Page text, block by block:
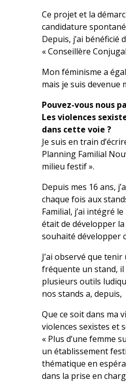
Ce projet et la
candidature
Depuis, j’ai bénéficié
« Conseillère
Mon féminisme a
mais je suis devenue
Pouvez-vous nous
Les violences
dans cette voie ?
Je suis en train
Planning Familial
milieu festif ».
Depuis mes 16 ans,
chaque fois aux
Familial, j’ai intégré
était de développer
souhaité développer
J’ai observé que
fréquente un stand, il
plusieurs outils
nos stands a,
Que ce soit dans ma
violences sexistes et
« Plus d’une femme
un établissement
thématique en
dans la prise en